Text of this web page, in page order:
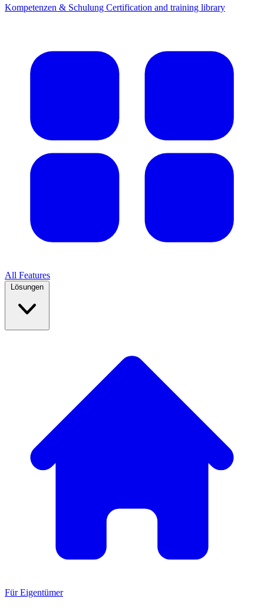
Kompetenzen & Schulung Certification and training library
All Features
Für Eigentümer